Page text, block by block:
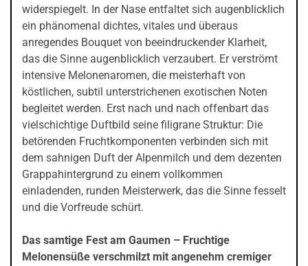
widerspiegelt. In der Nase entfaltet sich augenblicklich
ein phänomenal dichtes, vitales und überaus
anregendes Bouquet von beeindruckender Klarheit,
das die Sinne augenblicklich verzaubert. Er verströmt
intensive Melonenaromen, die meisterhaft von
köstlichen, subtil unterstrichenen exotischen Noten
begleitet werden. Erst nach und nach offenbart das
vielschichtige Duftbild seine filigrane Struktur: Die
betörenden Fruchtkomponenten verbinden sich mit
dem sahnigen Duft der Alpenmilch und dem dezenten
Grappahintergrund zu einem vollkommen
einladenden, runden Meisterwerk, das die Sinne fesselt
und die Vorfreude schürt.
Das samtige Fest am Gaumen – Fruchtige
Melonensüße verschmilzt mit angenehm cremiger